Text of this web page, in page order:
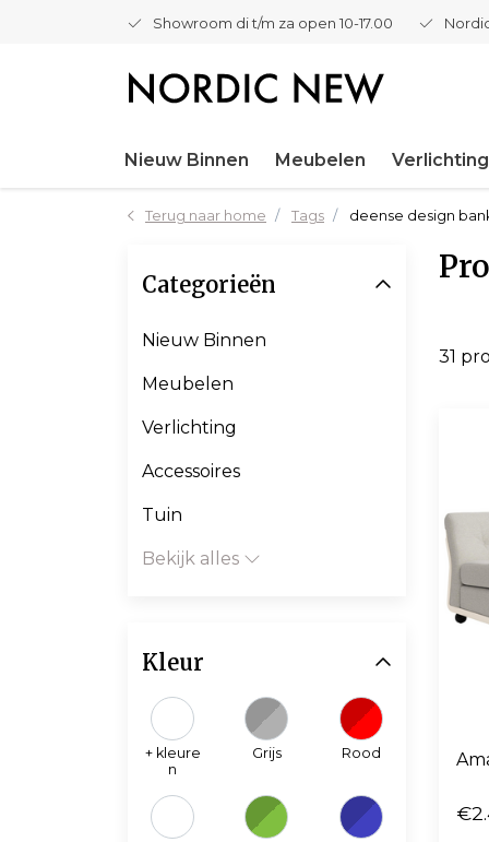
Showroom di t/m za open 10-17.00
Nieuw Binnen Meubelen Verlichting
Terug naar home Tags deense design
31
Categorieën
Nieuw Binnen
Meubelen
Verlichting
Accessoires
Tuin
Bekijk alles
Kleur
+ kleure
n
Grijs Rood